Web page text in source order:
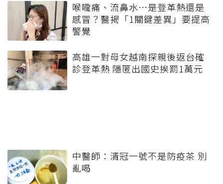
喉嚨痛、流鼻水⋯是登革熱還是
感冒？醫揭「1關鍵差異」要提高
警覺
高雄一對母女越南探親後返台確
診登革熱 隱匿出國史挨罰1萬元
中醫師：清冠一號不是防疫茶 別
亂喝